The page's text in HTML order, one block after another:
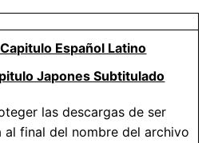
Español Latino
Japones Subtitulado
las descargas de ser
al final del nombre del archivo